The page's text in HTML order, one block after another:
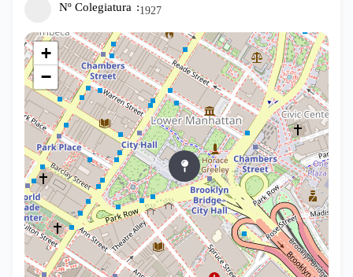
Nº Colegiatura 1927
+
−